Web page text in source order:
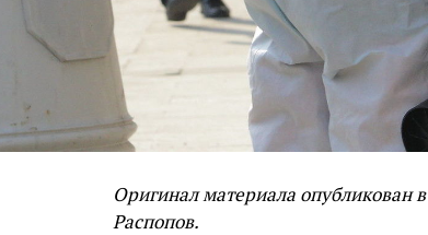
Оригинал материала опубликован в
Распопов.